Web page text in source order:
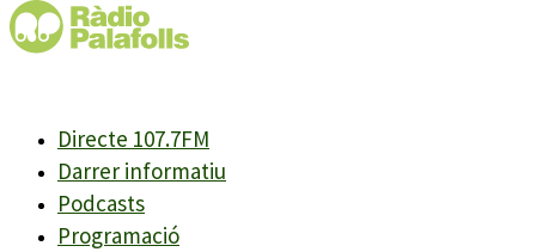
Directe 107.7FM
Darrer informatiu
Podcasts
Programació